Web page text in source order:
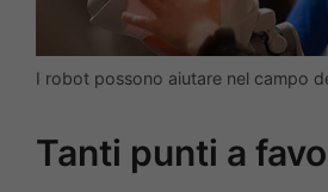
I robot possono aiutare nel campo
Tanti punti a